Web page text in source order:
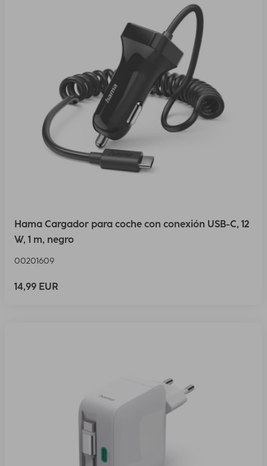
Hama Cargador para coche con conexión USB-C, 12
W, 1 m, negro
00201609
14,99 EUR